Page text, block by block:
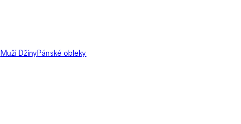
Muži DžínyPánské obleky